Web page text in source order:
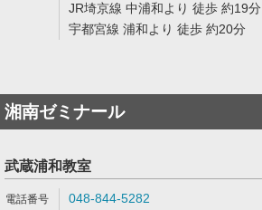
JR埼京線 中浦和より 徒歩 約19分
宇都宮線 浦和より 徒歩 約20分
湘南ゼミナール
武蔵浦和教室
048-844-5282